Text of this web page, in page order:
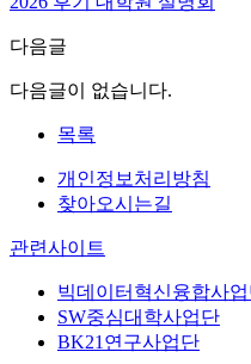
다음글
다음글이 없습니다.
목록
개인정보처리방침
찾아오시는길
관련사이트
빅데이터혁신융합사
SW중심대학사업단
BK21연구사업단